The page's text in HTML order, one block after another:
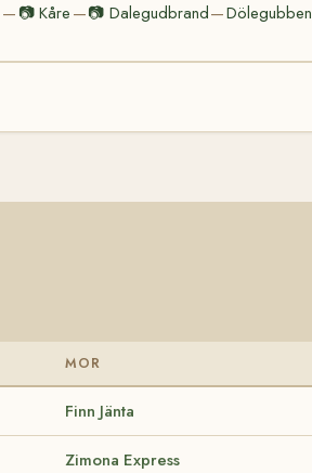
— 📷Kåre —📷 Dalegudbrand—Dölegubben
MOR
Finn Jänta
Zimona Express